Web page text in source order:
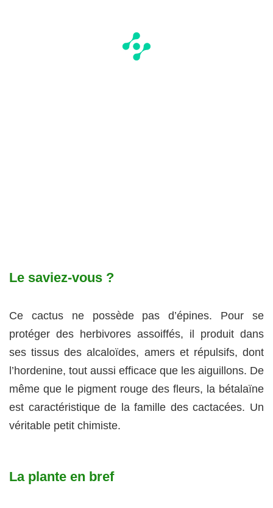
Le saviez-vous ?
Ce cactus ne possède pas d’épines. Pour se
protéger des herbivores assoiffés, il produit dans
ses tissus des alcaloïdes, amers et répulsifs, dont
l’hordenine, tout aussi efficace que les aiguillons. De
même que le pigment rouge des fleurs, la bétalaïne
est caractéristique de la famille des cactacées. Un
véritable petit chimiste.
La plante en bref